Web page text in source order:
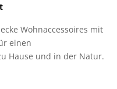
Wohnaccessoires mit
einen
Hause und in der Natur.